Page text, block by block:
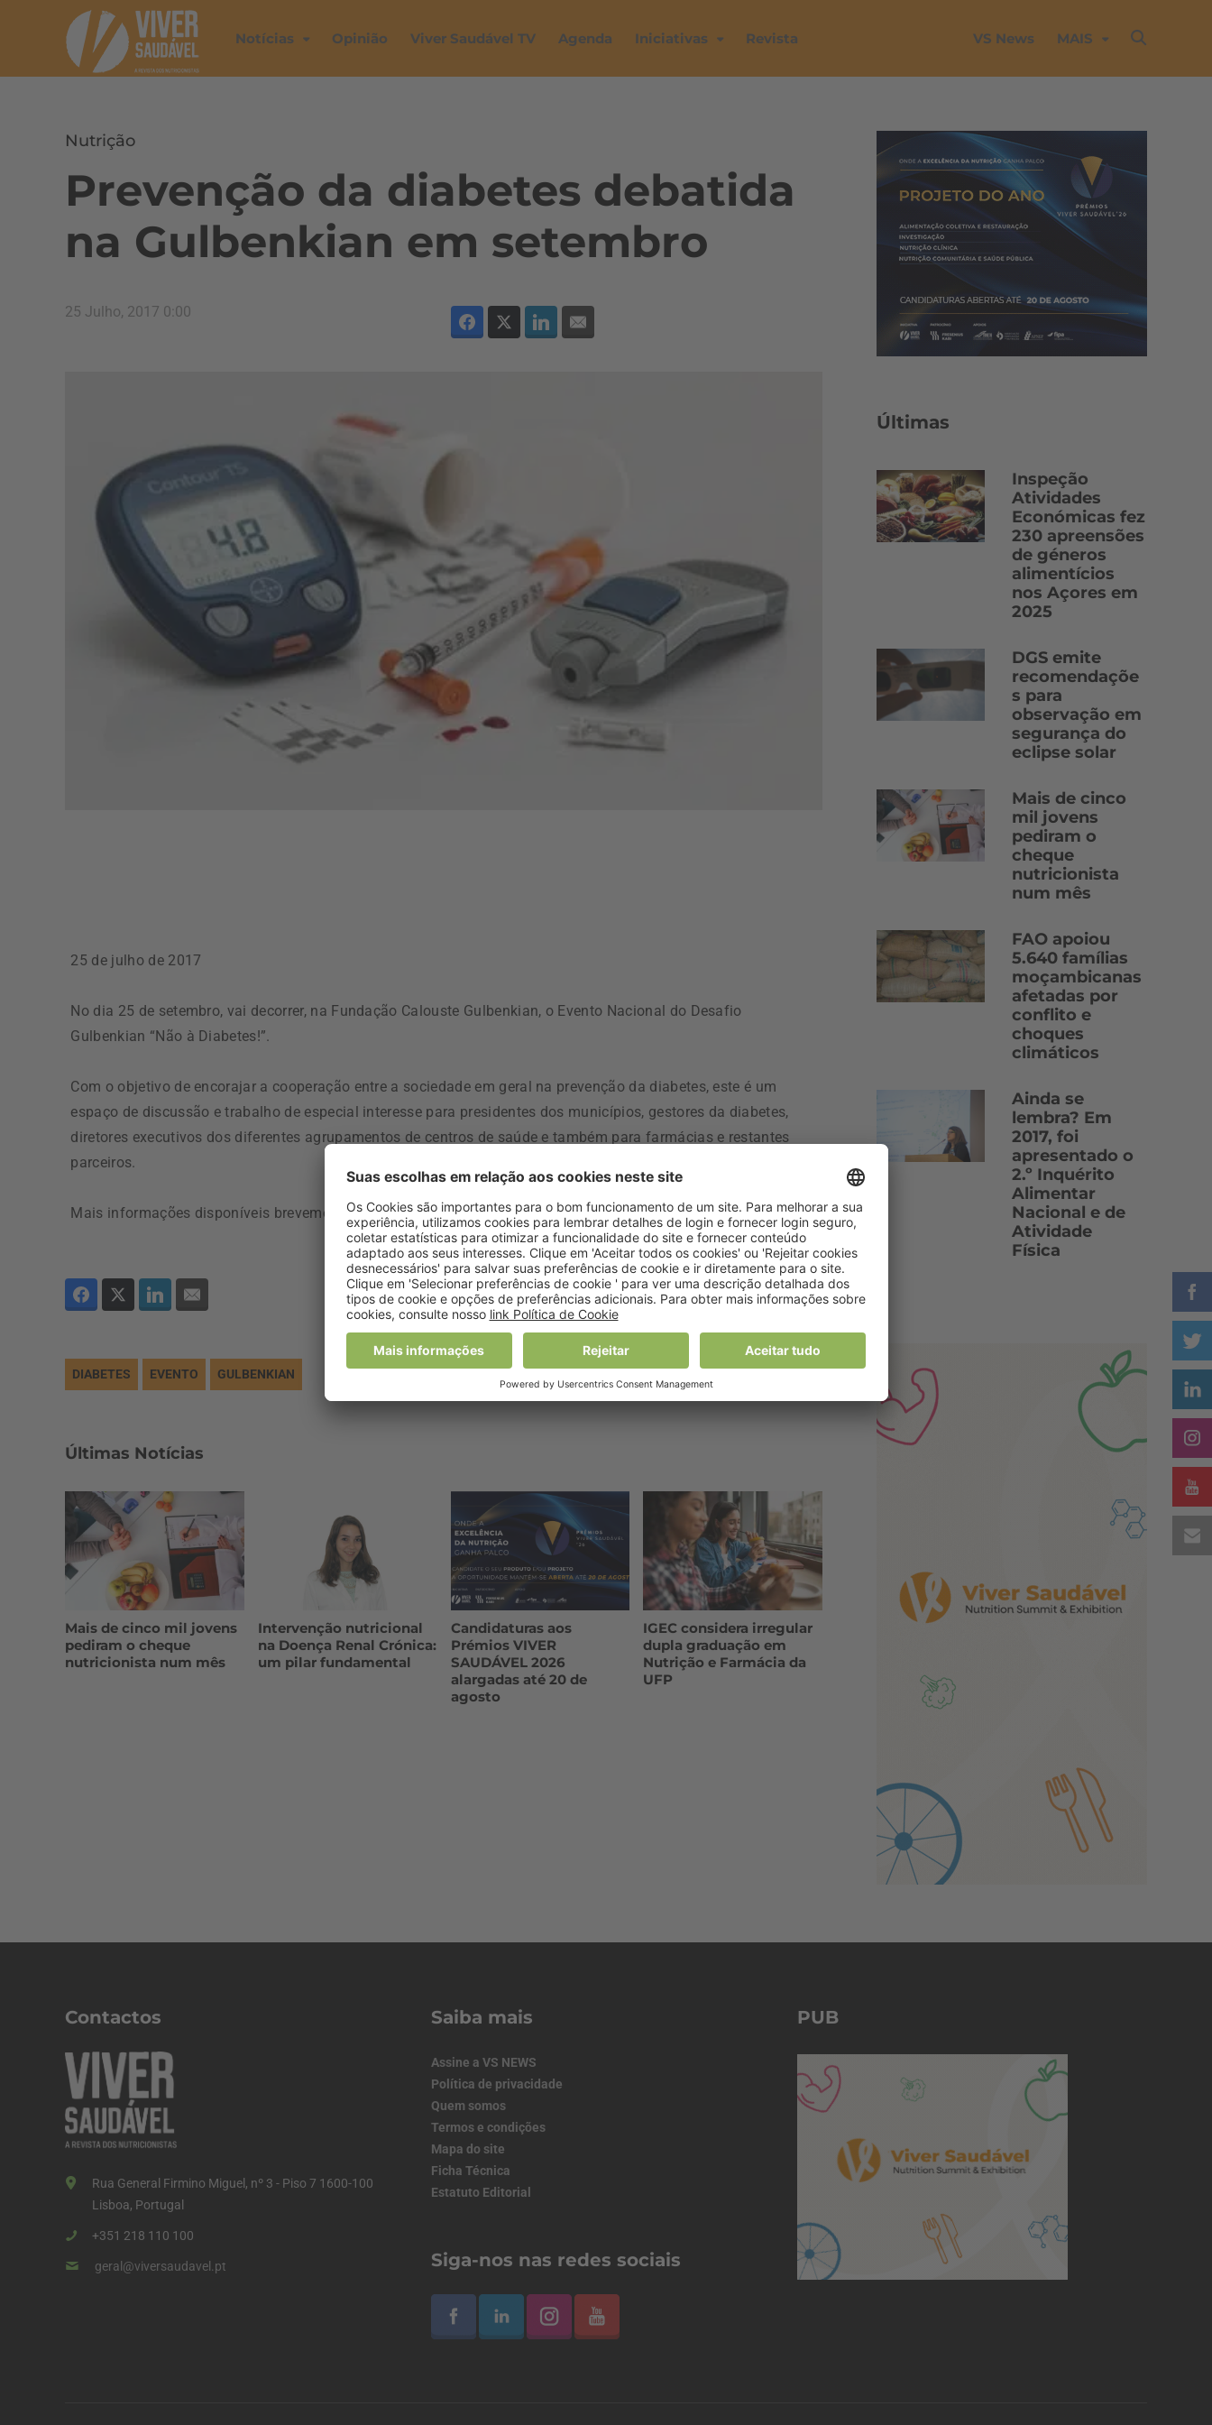
Notícias Opinião Viver Saudável TV Agenda Iniciativas Revista VS News MAIS
Nutrição
Prevenção da diabetes debatida
na Gulbenkian em setembro
25 Julho, 2017 0:00
25 de julho de 2017
No dia 25 de setembro, vai decorrer, na Fundação Calouste Gulbenkian, o Evento Nacional do Desafio
Gulbenkian “Não à Diabetes!”.
Com o objetivo de encorajar a cooperação entre a sociedade em geral na prevenção da diabetes, este é um
espaço de discussão e trabalho de especial interesse para presidentes dos municípios, gestores da diabetes,
diretores executivos dos diferentes agrupamentos de centros de saúde e também para farmácias e restantes
parceiros.
Mais informações disponíveis brevemente.
DIABETES EVENTO GULBENKIAN
Últimas Notícias
Mais de cinco mil jovens
pediram o cheque
nutricionista num mês
Intervenção nutricional
na Doença Renal Crónica:
um pilar fundamental
Candidaturas aos
Prémios VIVER
SAUDÁVEL 2026
alargadas até 20 de
agosto
IGEC considera irregular
dupla graduação em
Nutrição e Farmácia da
UFP
Últimas
Inspeção
Atividades
Económicas fez
230 apreensões
de géneros
alimentícios
nos Açores em
2025
DGS emite
recomendaçõe
s para
observação em
segurança do
eclipse solar
Mais de cinco
mil jovens
pediram o
cheque
nutricionista
num mês
FAO apoiou
5.640 famílias
moçambicanas
afetadas por
conflito e
choques
climáticos
Ainda se
lembra? Em
2017, foi
apresentado o
2.º Inquérito
Alimentar
Nacional e de
Atividade
Física
Contactos
Rua General Firmino Miguel, nº 3 - Piso 7 1600-100
Lisboa, Portugal
+351 218 110 100
geral@viversaudavel.pt
Saiba mais
Assine a VS NEWS
Política de privacidade
Quem somos
Termos e condições
Mapa do site
Ficha Técnica
Estatuto Editorial
Siga-nos nas redes sociais
PUB